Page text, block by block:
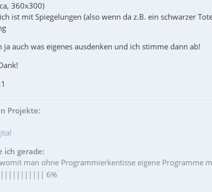
360x300)
ist mit Spiegelungen (also wenn da z.B. ein schwarzer
ja auch was eigenes ausdenken und ich stimme dann ab!
Projekte:
ich gerade:
man ohne Programmierkentisse eigene Programme
6%